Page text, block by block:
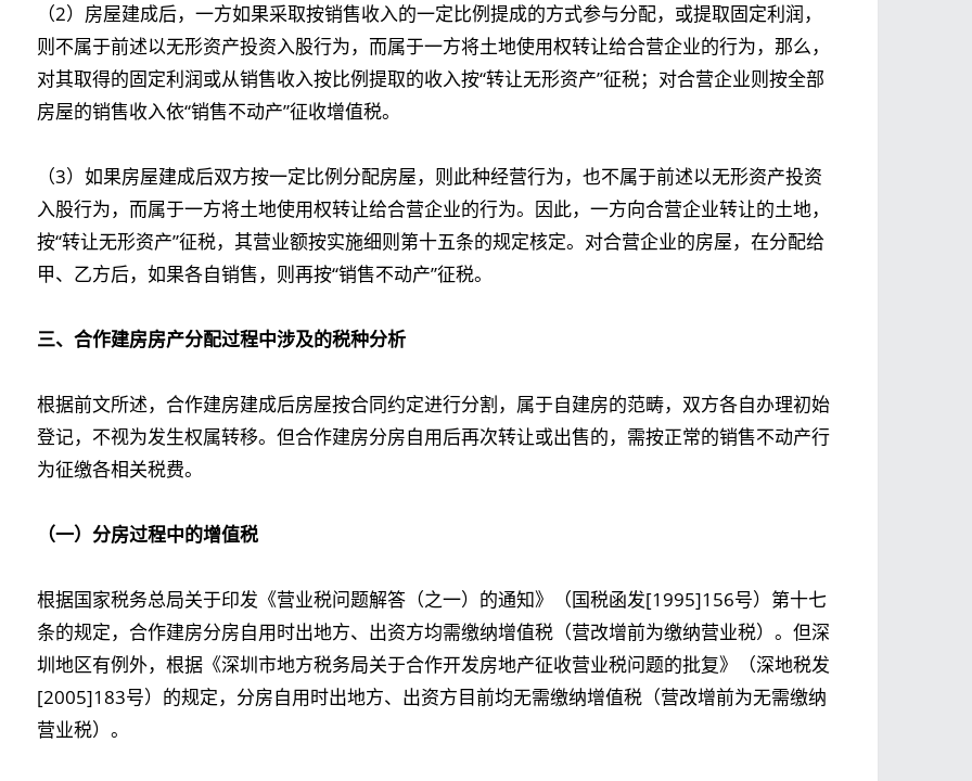
（2）房屋建成后，一方如果采取按销售收入的一定比例提成的方式参与分配，或提取固定利润，
则不属于前述以无形资产投资入股行为，而属于一方将土地使用权转让给合营企业的行为，那么，
对其取得的固定利润或从销售收入按比例提取的收入按“转让无形资产”征税；对合营企业则按全部
房屋的销售收入依“销售不动产”征收增值税。
（3）如果房屋建成后双方按一定比例分配房屋，则此种经营行为，也不属于前述以无形资产投资
入股行为，而属于一方将土地使用权转让给合营企业的行为。因此，一方向合营企业转让的土地，
按“转让无形资产”征税，其营业额按实施细则第十五条的规定核定。对合营企业的房屋，在分配给
甲、乙方后，如果各自销售，则再按“销售不动产”征税。
三、合作建房房产分配过程中涉及的税种分析
根据前文所述，合作建房建成后房屋按合同约定进行分割，属于自建房的范畴，双方各自办理初始
登记，不视为发生权属转移。但合作建房分房自用后再次转让或出售的，需按正常的销售不动产行
为征缴各相关税费。
（一）分房过程中的增值税
根据国家税务总局关于印发《营业税问题解答（之一）的通知》（国税函发[1995]156号）第十七
条的规定，合作建房分房自用时出地方、出资方均需缴纳增值税（营改增前为缴纳营业税）。但深
圳地区有例外，根据《深圳市地方税务局关于合作开发房地产征收营业税问题的批复》（深地税发
[2005]183号）的规定，分房自用时出地方、出资方目前均无需缴纳增值税（营改增前为无需缴纳
营业税）。